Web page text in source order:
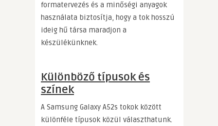
formatervezés és a minőségi anyagok
használata biztosítja, hogy a tok hosszú
ideig hű társa maradjon a
készülékünknek.
Különböző típusok és
színek
A Samsung Galaxy A52s tokok között
különféle típusok közül választhatunk.